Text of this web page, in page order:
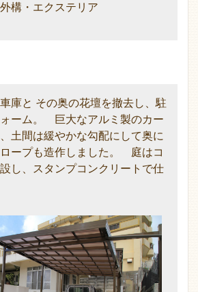
構・エクステリア
庫と その奥の花壇を撤去し、駐
ーム。 巨大なアルミ製のカー
土間は緩やかな勾配にして奥に
ープも造作しました。 庭はコ
し、スタンプコンクリートで仕